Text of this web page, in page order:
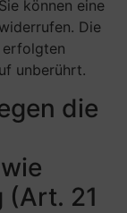
können eine
Die
erfolgten
unberührt.
die
(Art. 21